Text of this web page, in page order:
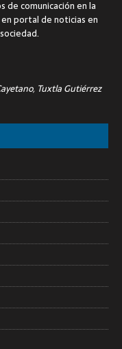
de comunicación en la
portal de noticias en
Tuxtla Gutiérrez